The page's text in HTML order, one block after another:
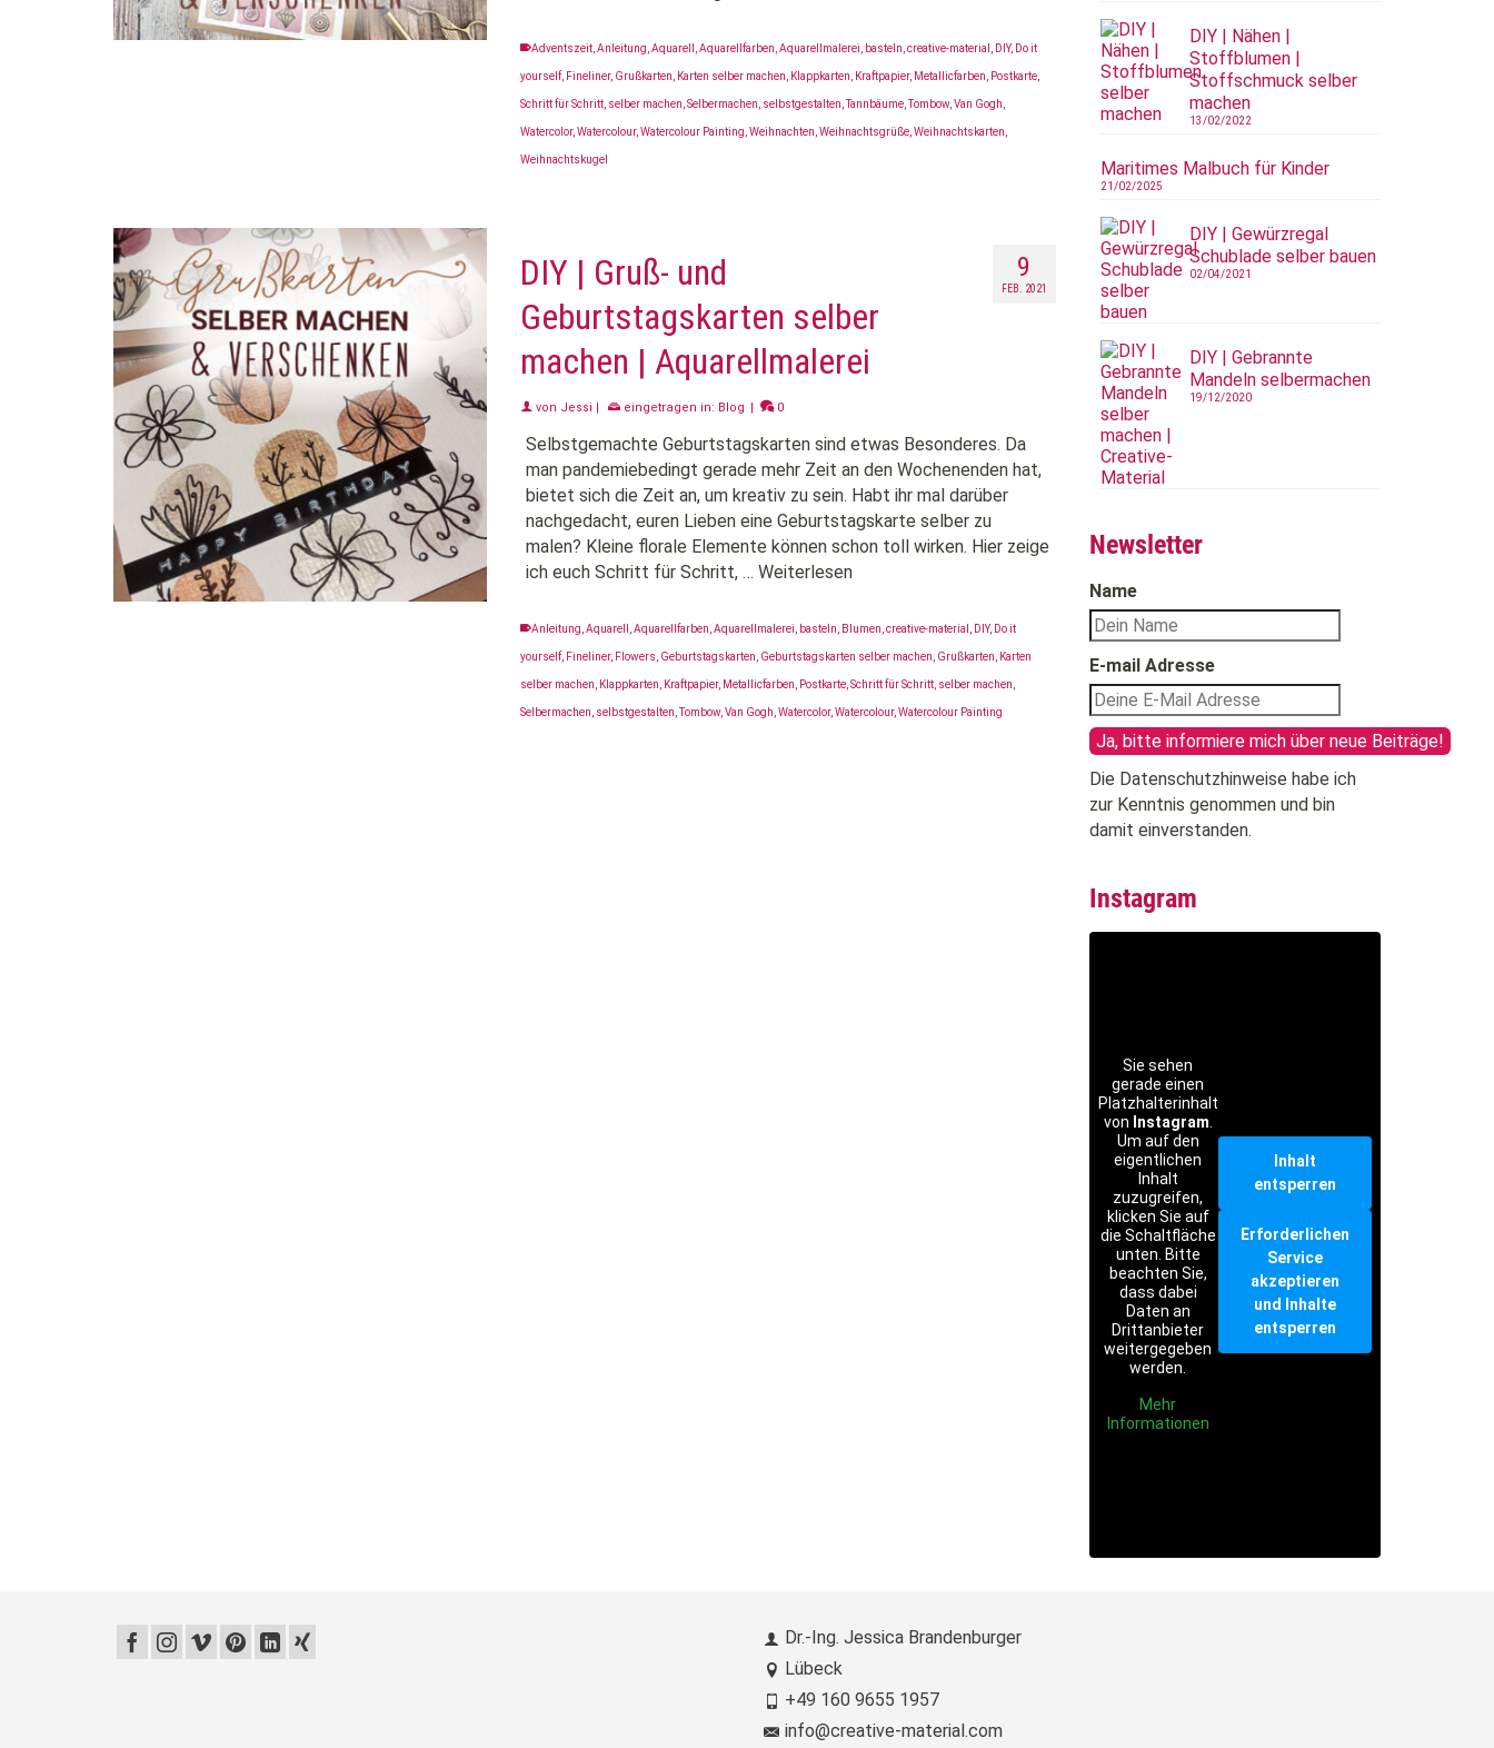
Adventszeit,Anleitung,Aquarell ,Aquarellfarben,Aquarellmalerei, basteln,creative-material , DIY, Do it
yourself, Fineliner, Grußkarten, Karten selber machen, Klappkarten, Kraftpapier, Metallicfarben, Postkarte,
Schritt für Schritt, selber machen,Selbermachen, selbstgestalten,Tannbäume,Tombow,Van Gogh,
Watercolor,Watercolour,Watercolour Painting,Weihnachten,Weihnachtsgrüße,Weihnachtskarten,
Weihnachtskugel
9
FEB. 2021
DIY | Gruß- und
Geburtstagskarten selber
machen | Aquarellmalerei
von Jessi eingetragen in: Blog 0
Selbstgemachte Geburtstagskarten sind etwas Besonderes. Da
man pandemiebedingt gerade mehr Zeit an den Wochenenden hat,
bietet sich die Zeit an, um kreativ zu sein. Habt ihr mal darüber
nachgedacht, euren Lieben eine Geburtstagskarte selber zu
malen? Kleine florale Elemente können schon toll wirken. Hier zeige
ich euch Schritt für Schritt, … Weiterlesen
Anleitung,Aquarell ,Aquarellfarben,Aquarellmalerei, basteln, Blumen,creative-material , DIY, Do it
yourself, Fineliner, Flowers, Geburtstagskarten, Geburtstagskarten selber machen, Grußkarten, Karten
selber machen, Klappkarten, Kraftpapier, Metallicfarben, Postkarte,Schritt für Schritt, selber machen,
Selbermachen, selbstgestalten,Tombow,Van Gogh,Watercolor,Watercolour,Watercolour Painting
DIY | Nähen |
Stoffblumen |
Stoffschmuck selber
machen
13/02/2022
Maritimes Malbuch für Kinder
21/02/2025
DIY | Gewürzregal
Schublade selber bauen
02/04/2021
DIY | Gebrannte
Mandeln selbermachen
19/12/2020
Newsletter
Name
E-mail Adresse
Die Datenschutzhinweise habe ich
zur Kenntnis genommen und bin
damit einverstanden.
Instagram
Sie sehen
gerade einen
Platzhalterinhalt
von Instagram.
Um auf den
eigentlichen
Inhalt
zuzugreifen,
klicken Sie auf
die Schaltfläche
unten. Bitte
beachten Sie,
dass dabei
Daten an
Drittanbieter
weitergegeben
werden.
Mehr
Informationen
Inhalt
entsperren
Erforderlichen
Service
akzeptieren
und Inhalte
entsperren
Dr.-Ing. Jessica Brandenburger
Lübeck
+49 160 9655 1957
info@creative-material.com